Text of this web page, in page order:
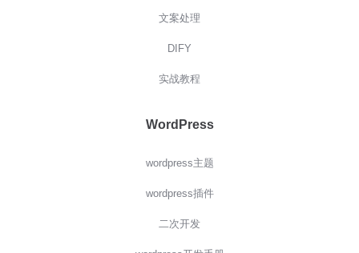
文案处理
DIFY
实战教程
WordPress
wordpress主题
wordpress插件
二次开发